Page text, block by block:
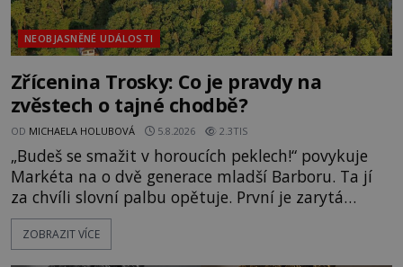
NEOBJASNĚNÉ UDÁLOSTI
Zřícenina Trosky: Co je pravdy na
zvěstech o tajné chodbě?
OD MICHAELA HOLUBOVÁ 5.8.2026 2.3TIS
„Budeš se smažit v horoucích peklech!“ povykuje
Markéta na o dvě generace mladší Barboru. Ta jí
za chvíli slovní palbu opětuje. První je zarytá
katolička, druhá přesvědčená kališnice. A každá z
nich se usídlí na jedné z věží slavného hradu
ZOBRAZIT VÍCE